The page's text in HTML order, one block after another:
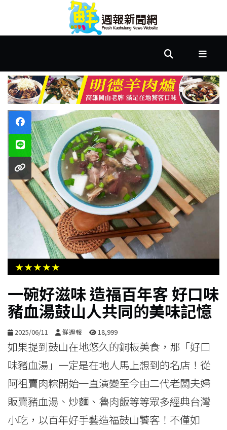
首
市
政
文
教
樂
活
合
影
音
購
物
★★★★★
一碗好滋味 造福百年客 好口味
豬血湯鼓山人共同的美味記憶
2025/06/11 鮮週報 18,999
如果提到鼓山在地悠久的銅板美食，那「好口
味豬血湯」一定是在地人馬上想到的名店！從
阿祖賣肉粽開始一直演變至今由二代老闆夫婦
販賣豬血湯、炒麵、魯肉飯等等眾多經典台灣
小吃，以百年好手藝造福鼓山饕客！不僅如